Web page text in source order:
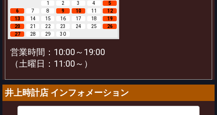
1
2 3 4
5
6
7 8 9 10 11
12
13
14 15 16 17 18
19
20
21 22 23 24 25
26
27
28 29 30
営業時間：10:00～19:00
（土曜日：11:00～）
井上時計店 インフォメーション